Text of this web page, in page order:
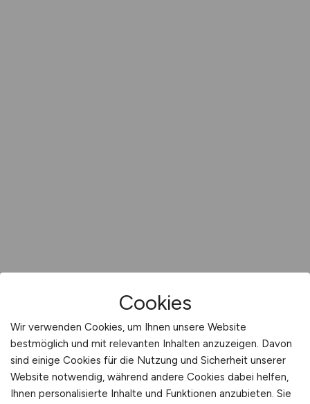
Cookies
Wir verwenden Cookies, um Ihnen unsere Website
bestmöglich und mit relevanten Inhalten anzuzeigen. Davon
sind einige Cookies für die Nutzung und Sicherheit unserer
Website notwendig, während andere Cookies dabei helfen,
Ihnen personalisierte Inhalte und Funktionen anzubieten. Sie